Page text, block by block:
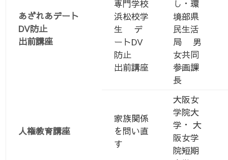
あざれあデート
DV防止
出前講座
専門学校
浜松校学
生 デ
ートDV
防止
出前講座
し・環
境部県
民生活
局 男
女共同
参画課
長
人権教育講座
家族関係
を問い直
す
大阪女
学院大
学・ 大
阪女学
院短期